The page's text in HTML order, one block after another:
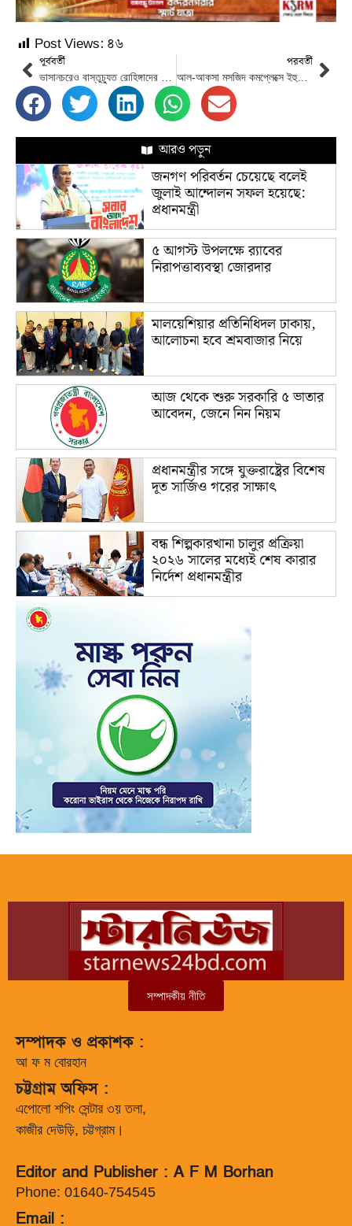
Post Views: ৪৬
পূর্ববর্তী
ভাসানচরেও বাস্তুচ্যুত রোহিঙ্গাদের মানবিক সহায়তা দেবে জাতিসংঘ
পরবর্তী
আল-আকসা মসজিদ কমপ্লেক্সে ইহুদীদের প্রার্থনার নিষেধাজ্ঞা বহাল
আরও পড়ুন
জনগণ পরিবর্তন চেয়েছে বলেই
জুলাই আন্দোলন সফল হয়েছে:
প্রধানমন্ত্রী
৫ আগস্ট উপলক্ষে র‌্যাবের
নিরাপত্তাব্যবস্থা জোরদার
মালয়েশিয়ার প্রতিনিধিদল ঢাকায়,
আলোচনা হবে শ্রমবাজার নিয়ে
আজ থেকে শুরু সরকারি ৫ ভাতার
আবেদন, জেনে নিন নিয়ম
প্রধানমন্ত্রীর সঙ্গে যুক্তরাষ্ট্রের বিশেষ
দূত সার্জিও গরের সাক্ষাৎ
বন্ধ শিল্পকারখানা চালুর প্রক্রিয়া
২০২৬ সালের মধ্যেই শেষ কারার
নির্দেশ প্রধানমন্ত্রীর
সম্পাদকীয় নীতি
সম্পাদক ও প্রকাশক :
আ ফ ম বোরহান
চট্টগ্রাম অফিস :
এপোলো শপিং সেন্টার ৩য় তলা,
কাজীর দেউড়ি, চট্টগ্রাম।
Editor and Publisher : A F M Borhan
Phone: 01640-754545
Email :